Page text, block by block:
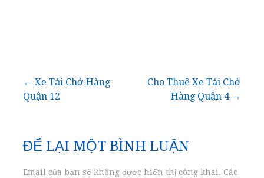
Điều
bài
viết
← Xe Tải Chở Hàng
Quận 12
Cho Thuê Xe Tải Chở
Hàng Quận 4 →
ĐỂ LẠI MỘT BÌNH LUẬN
Email của bạn sẽ không được hiển thị công khai. Các